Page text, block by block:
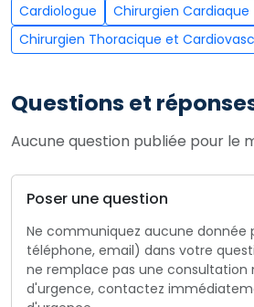
Cardiologue
Chirurgien Cardiaque
Chirurgien Thoracique et
Questions et
Aucune question publiée pour le
Poser une question
Ne communiquez aucune donnée
téléphone, email) dans votre
ne remplace pas une
d'urgence, contactez